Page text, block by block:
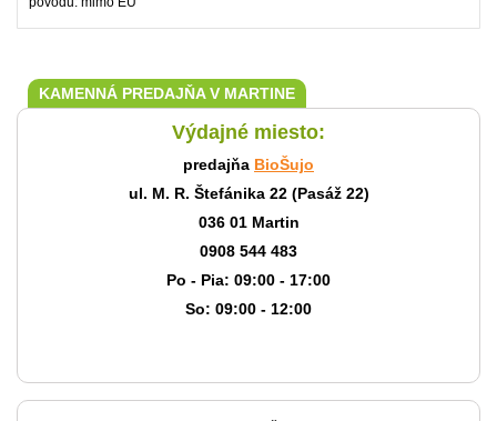
KAMENNÁ PREDAJŇA V MARTINE
Výdajné miesto:
predajňa BioŠujo
ul. M. R. Štefánika 22 (Pasáž 22)
036 01 Martin
0908 544 483
Po - Pia: 09:00 - 17:00
So: 09:00 - 12:00